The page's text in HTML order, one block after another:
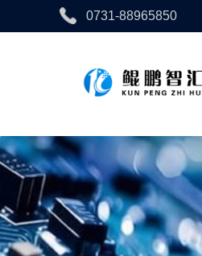
0731-88965850